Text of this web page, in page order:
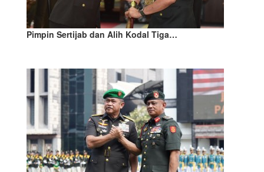
Pimpin Sertijab dan Alih Kodal Tiga…